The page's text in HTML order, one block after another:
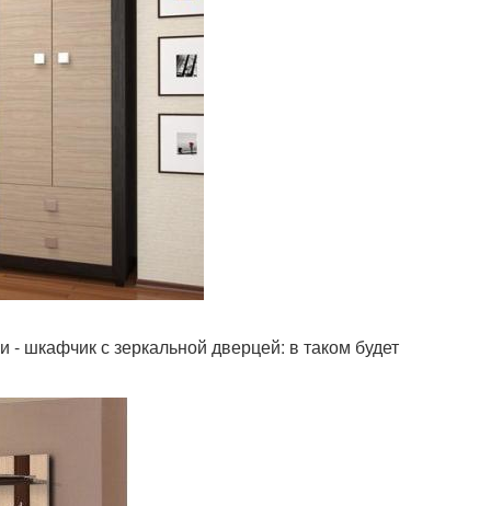
шкафчик с зеркальной дверцей: в таком будет